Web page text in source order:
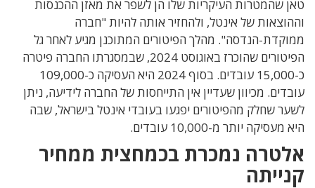
טאן שהמטרות העיקריות שלו הן לשפר את מאזן ההכנסות
וההוצאות של אינטל, ולהחזיר אותה להיות "חברה
ממוקדת-הנדסה". מהלך הפיטורים המתוכנן מגיע לאחר גל
הפיטורים שהוכרז באוגוסט 2024, שבמסגרתו החברה פיטרה
כ-15,000 עובדים. בסוף 2024 היא העסיקה כ-109,000
עובדים. מכיוון שעדיין אין התייחסות של החברה לידיעה, ניתן
לשער שחלק מהפיטורים יפגעו בעובדי אינטל בישראל, שבה
היא מעסיקה יותר מ-10,000 עובדים.
אלטרה נמכרת בכמחצית ממחיר
קנייתה